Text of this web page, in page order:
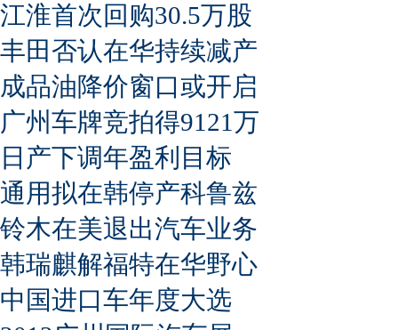
江淮首次回购30.5万股
丰田否认在华持续减产
成品油降价窗口或开启
广州车牌竞拍得9121万
日产下调年盈利目标
通用拟在韩停产科鲁兹
铃木在美退出汽车业务
韩瑞麒解福特在华野心
中国进口车年度大选